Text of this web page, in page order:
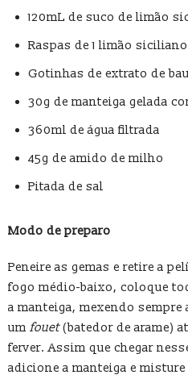
120mL de suco de limão
Raspas de 1 limão siciliano
Gotinhas de extrato de
30g de manteiga gelada
360ml de água filtrada
45g de amido de milho
Pitada de sal
Modo de preparo
Peneire as gemas e retire a
fogo médio-baixo, coloque
a manteiga, mexendo sempre
um fouet(batedor de arame)
ferver. Assim que chegar
adicione a manteiga e